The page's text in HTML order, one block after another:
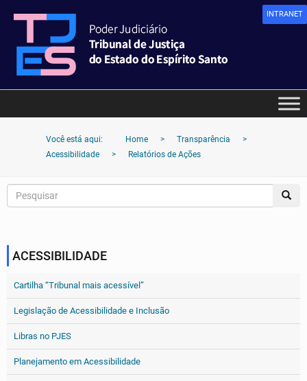
INTRANET
Você está aqui: Home > Transparência
>
Acessibilidade
> Relatórios de Ações
ACESSIBILIDADE
Cartilha “Tribunal mais acessível”
Legislação de Acessibilidade e Inclusão
Libras no PJES
Planejamento em Acessibilidade